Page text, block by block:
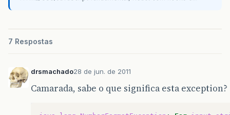
7 Respostas
drsmachado28 de jun. de 2011
Camarada, sabe o que significa esta exception?